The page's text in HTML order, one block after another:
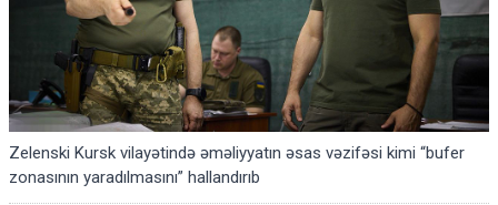
Zelenski Kursk vilayətində əməliyyatın əsas vəzifəsi kimi “bufer
zonasının yaradılmasını” hallandırıb